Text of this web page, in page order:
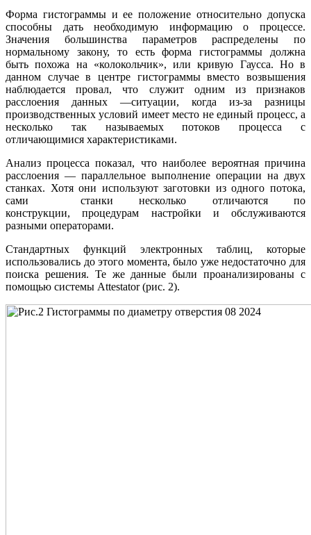
Форма гистограммы и ее положение относительно допуска
способны дать необходимую информацию о процессе.
Значения большинства параметров распределены по
нормальному закону, то есть форма гистограммы должна
быть похожа на «колокольчик», или кривую Гаусса. Но в
данном случае в центре гистограммы вместо возвышения
наблюдается провал, что служит одним из признаков
расслоения данных —ситуации, когда из-за разницы
производственных условий имеет место не единый процесс, а
несколько так называемых потоков процесса с
отличающимися характеристиками.
Анализ процесса показал, что наиболее вероятная причина
расслоения — параллельное выполнение операции на двух
станках. Хотя они используют заготовки из одного потока,
сами станки несколько отличаются по
конструкции, процедурам настройки и обслуживаются
разными операторами.
Стандартных функций электронных таблиц, которые
использовались до этого момента, было уже недостаточно для
поиска решения. Те же данные были проанализированы с
помощью системы Attestator (рис. 2).